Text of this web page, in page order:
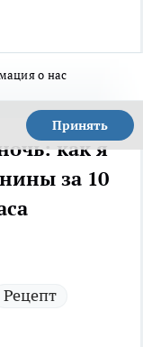
о нас
Принять
как я
за 10
Рецепт